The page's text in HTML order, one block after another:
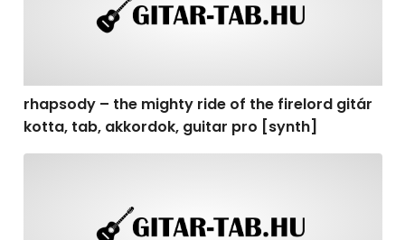
rhapsody – the mighty ride of the firelord gitár
kotta, tab, akkordok, guitar pro [synth]